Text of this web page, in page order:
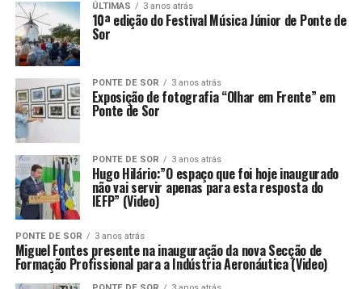
ÚLTIMAS 3 anos atrás
10ª edição do Festival Música Júnior de Ponte de
Sor
PONTE DE SOR 3 anos atrás
Exposição de fotografia “Olhar em Frente” em
Ponte de Sor
PONTE DE SOR 3 anos atrás
Hugo Hilário:”O espaço que foi hoje inaugurado
não vai servir apenas para esta resposta do
IEFP” (Video)
PONTE DE SOR 3 anos atrás
Miguel Fontes presente na inauguração da nova Secção de
Formação Profissional para a Indústria Aeronáutica (Video)